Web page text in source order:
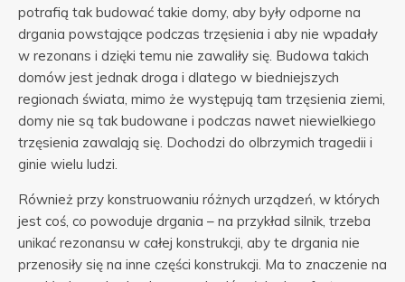
potrafią tak budować takie domy, aby były odporne na
drgania powstające podczas trzęsienia i aby nie wpadały
w rezonans i dzięki temu nie zawaliły się. Budowa takich
domów jest jednak droga i dlatego w biedniejszych
regionach świata, mimo że występują tam trzęsienia ziemi,
domy nie są tak budowane i podczas nawet niewielkiego
trzęsienia zawalają się. Dochodzi do olbrzymich tragedii i
ginie wielu ludzi.
Również przy konstruowaniu różnych urządzeń, w których
jest coś, co powoduje drgania – na przykład silnik, trzeba
unikać rezonansu w całej konstrukcji, aby te drgania nie
przenosiły się na inne części konstrukcji. Ma to znaczenie na